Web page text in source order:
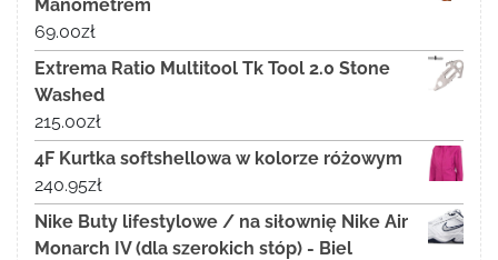
Manometrem
69.00zł
Extrema Ratio Multitool Tk Tool 2.0 Stone
Washed
215.00zł
4F Kurtka softshellowa w kolorze różowym
240.95zł
Nike Buty lifestylowe / na siłownię Nike Air
Monarch IV (dla szerokich stóp) - Biel